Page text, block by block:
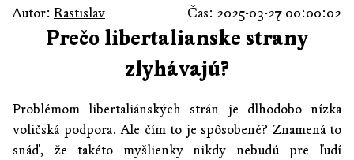
Autor: Rastislav Čas: 2025-03-27 00:00:02
Prečo libertalianske strany
zlyhávajú?
Problémom libertaliánských strán je dlhodobo nízka
voličská podpora. Ale čím to je spôsobené? Znamená to
snáď, že takéto myšlienky nikdy nebudú pre ľudí